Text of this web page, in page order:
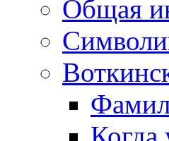
Общая